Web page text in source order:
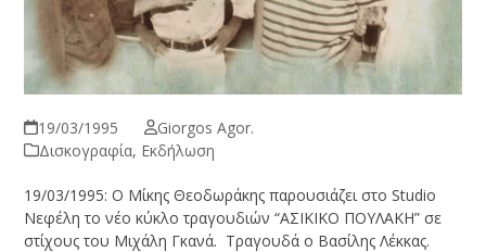
19/03/1995
Giorgos Agor.
Δισκογραφία, Εκδήλωση
19/03/1995: Ο Μίκης Θεοδωράκης παρουσιάζει στο Studio
Νεφέλη το νέο κύκλο τραγουδιών “ΑΣΙΚΙΚΟ ΠΟΥΛΑΚΗ” σε
στίχους του Μιχάλη Γκανά. Τραγουδά ο Βασίλης Λέκκας.